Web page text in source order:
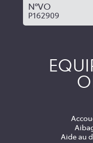
N°VO
P162909
Aide au